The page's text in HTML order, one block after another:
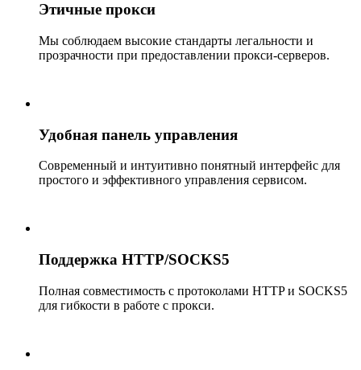
Этичные прокси
Мы соблюдаем высокие стандарты легальности и
прозрачности при предоставлении прокси-серверов.
Удобная панель управления
Современный и интуитивно понятный интерфейс для
простого и эффективного управления сервисом.
Поддержка HTTP/SOCKS5
Полная совместимость с протоколами HTTP и SOCKS5
для гибкости в работе с прокси.